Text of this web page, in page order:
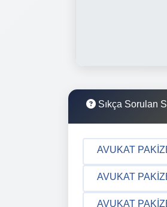
Sıkça Sorulan
AVUKAT
AVUKAT
AVUKAT